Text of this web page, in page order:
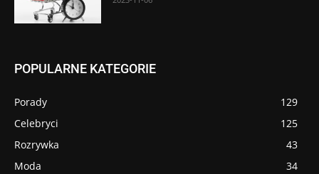
POPULARNE KATEGORIE
Porady
129
Celebryci
125
Rozrywka
43
Moda
34